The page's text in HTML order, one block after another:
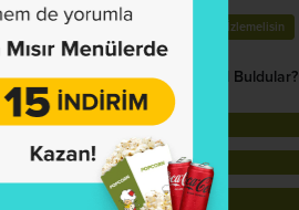
İzlemelisin
İzleyenler Nasıl Buldular?
Hikaye
Görsellik
Müzik